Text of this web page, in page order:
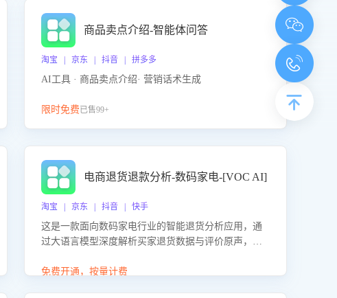
商品卖点介绍-智能体问答
淘宝 | 京东 | 抖音 | 拼多多
AI工具 · 商品卖点介绍· 营销话术生成
限时免费已售99+
台
电商退货退款分析-数码家电-[VOC AI]
淘宝 | 京东 | 抖音 | 快手
这是一款面向数码家电行业的智能退货分析应用，通
过大语言模型深度解析买家退货数据与评价原声，精
因，并输出可落地的改进建议，通过挖掘用户痛点驱
免费开通，按量计费